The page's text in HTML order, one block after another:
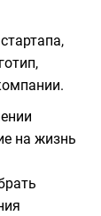
на жизнь